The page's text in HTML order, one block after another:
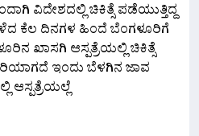
ವಿದೇಶದಲ್ಲಿ ಚಿಕಿತ್ಸೆ ಪಡೆಯುತ್ತಿದ್ದ
ಕೆಲ ದಿನಗಳ ಹಿಂದೆ ಬೆಂಗಳೂರಿಗೆ
ಖಾಸಗಿ ಆಸ್ಪತ್ರೆಯಲ್ಲಿ ಚಿಕಿತ್ಸೆ
ಇಂದು ಬೆಳಗಿನ ಜಾವ
ಆಸ್ಪತ್ರೆಯಲ್ಲೆ